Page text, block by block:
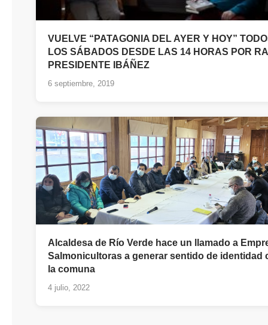
VUELVE “PATAGONIA DEL AYER Y HOY”
LOS SÁBADOS DESDE LAS 14 HORAS POR
PRESIDENTE IBÁÑEZ
6 septiembre, 2019
Alcaldesa de Río Verde hace un llamado a
Salmonicultoras a generar sentido de identidad
la comuna
4 julio, 2022